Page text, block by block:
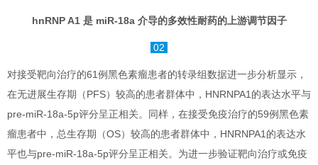
hnRNP A1 是 miR-18a 介导的多效性耐药的上游调节因子
02
对接受靶向治疗的61例黑色素瘤患者的转录组数据进一步分析显示，
在无进展生存期（PFS）较高的患者群体中，HNRNPA1的表达水平与
pre-miR-18a-5p评分呈正相关。同样，在接受免疫治疗的59例黑色素
瘤患者中，总生存期（OS）较高的患者群体中，HNRNPA1的表达水
平也与pre-miR-18a-5p评分呈正相关。为进一步验证靶向治疗或免疫